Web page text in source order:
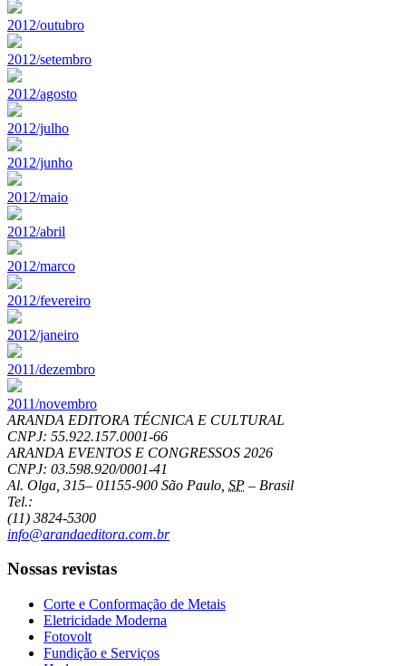
2012/outubro
2012/setembro
2012/agosto
2012/julho
2012/junho
2012/maio
2012/abril
2012/marco
2012/fevereiro
2012/janeiro
2011/dezembro
2011/novembro
ARANDA EDITORA TÉCNICA E CULTURAL
CNPJ: 55.922.157.0001-66
ARANDA EVENTOS E CONGRESSOS 2026
CNPJ: 03.598.920/0001-41
Al. Olga, 315– 01155-900 São Paulo SP – Brasil
Tel.:
(11) 3824-5300
info@arandaeditora.com.br
Nossas revistas
Corte e Conformação de Metais
Eletricidade Moderna
Fotovolt
Fundição e Serviços